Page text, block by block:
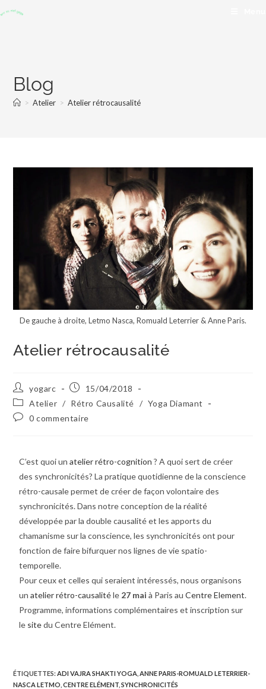
Blog
> Atelier > Atelier rétrocausalité
De gauche à droite, Letmo Nasca, Romuald Leterrier & Anne Paris.
Atelier rétrocausalité
yogarc
15/04/2018
Atelier / Rétro Causalité / Yoga Diamant
0 commentaire
C’est quoi unatelier rétro-cognition ? A quoi sert de créer
des synchronicités? La pratique quotidienne de la conscience
rétro-causale permet de créer de façon volontaire des
synchronicités. Dans notre conception de la réalité
développée par la double causalité et les apports du
chamanisme sur la conscience, les synchronicités ont pour
fonction de faire bifurquer nos lignes de vie spatio-
temporelle.
Pour ceux et celles qui seraient intéressés, nous organisons
unatelier rétro-causalitéle 27 mai à Paris auCentre Element.
Programme, informations complémentaires et inscription sur
le sitedu Centre Elément.
ÉTIQUETTES:ADI VAJRA SHAKTI YOGA ANNE PARIS-ROMUALD LETERRIER-
NASCA LETMO CENTRE ELÉMENT SYNCHRONICITÉS